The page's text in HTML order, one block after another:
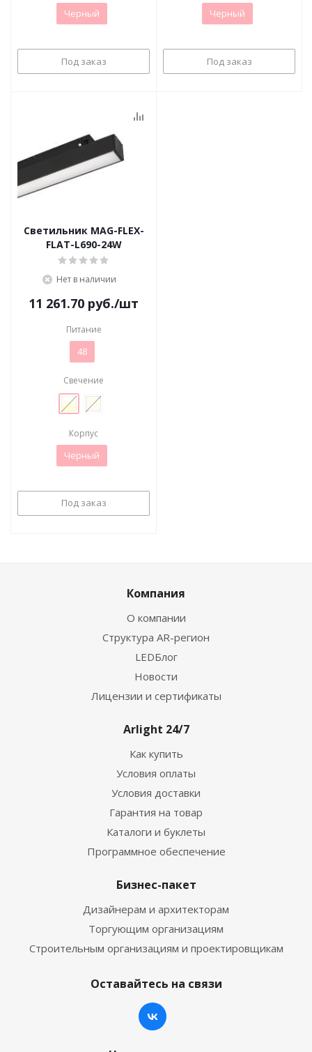
Черный
Под заказ
Черный
Под заказ
Светильник MAG-FLEX-
FLAT-L690-24W
Нет в наличии
11 261.70 руб./шт
Питание
48
Свечение
Корпус
Черный
Под заказ
Компания
О компании
Структура AR-регион
LEDБлог
Новости
Лицензии и сертификаты
Arlight 24/7
Как купить
Условия оплаты
Условия доставки
Гарантия на товар
Каталоги и буклеты
Программное обеспечение
Бизнес-пакет
Дизайнерам и архитекторам
Торгующим организациям
Строительным организациям и проектировщикам
Оставайтесь на связи